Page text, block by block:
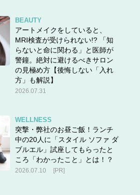
BEAUTY
アートメイクをしていると、
MRI検査が受けられない!? 「知
らないと命に関わる」と医師が
警鐘。絶対に避けるべきサロン
の見極め方【後悔しない「入れ
方」も解説】
2026.07.31
WELLNESS
突撃・弊社のお昼ご飯！ランチ
中の20人に「スタイル ソファ ダ
ブルエル」試座してもらったと
ころ「わかったこと」とは！？
2026.07.10 [PR]